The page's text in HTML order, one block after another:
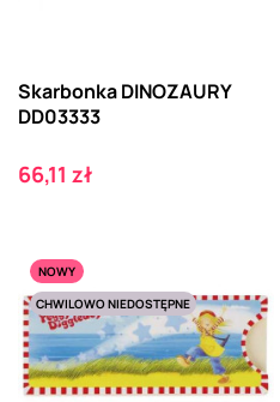
Skarbonka DINOZAURY
DD03333
Cena
66,11 zł
NOWY
CHWILOWO NIEDOSTĘPNE